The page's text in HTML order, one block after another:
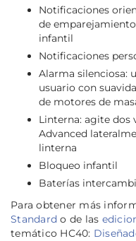
Notificaciones
de
infantil
Notificaciones
Alarma silenciosa:
usuario con
de motores de
Linterna: agite dos
Advanced
linterna
Bloqueo infantil
Baterías
Para obtener más
Standard o de las
temático HC40: